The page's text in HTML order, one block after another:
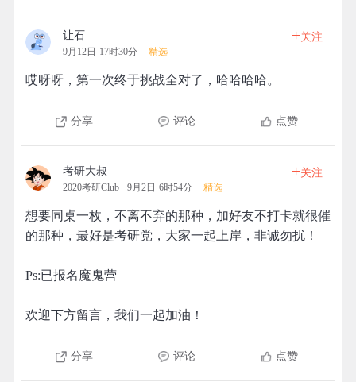
让石
9月12日 17时30分 精选
+关注
哎呀呀，第一次终于挑战全对了，哈哈哈哈。
分享 评论 点赞
考研大叔
2020考研Club 9月2日 6时54分 精选
+关注
想要同桌一枚，不离不弃的那种，加好友不打卡就很催
的那种，最好是考研党，大家一起上岸，非诚勿扰！
Ps:已报名魔鬼营
欢迎下方留言，我们一起加油！
分享 评论 点赞